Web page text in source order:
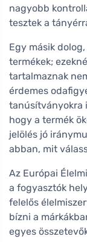
nagyobb
tesztek a
Egy másik
termékek;
tartalmaznak
érdemes
tanúsítványokra
hogy a termék
jelölés jó
abban, mit
Az Európai
a fogyasztók
felelős
bízni a
egyes